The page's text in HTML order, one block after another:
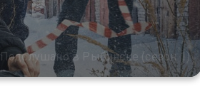
Подслушано в Рыбинске (сезон 1)